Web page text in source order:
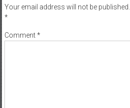
Your email address will not be published.
*
Comment*